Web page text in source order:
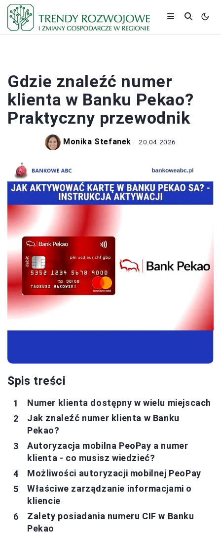
Gdzie znaleźć numer
klienta w Banku Pekao?
Praktyczny przewodnik
Monika Stefanek 20.04.2026
Spis treści
Numer klienta dostępny w wielu miejscach
Jak znaleźć numer klienta w Banku
Pekao?
Autoryzacja mobilna PeoPay a numer
klienta - co musisz wiedzieć?
Możliwości autoryzacji mobilnej PeoPay
Właściwe zarządzanie informacjami o
kliencie
Zalety posiadania numeru CIF w Banku
Pekao